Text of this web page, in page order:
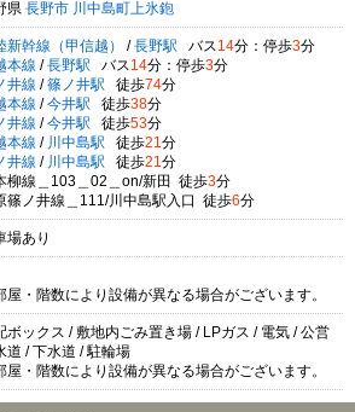
県 長野市 川中島町上氷鉋
新幹線（甲信越） / 長野駅 バス 14分：停歩3分
本線 / 長野駅 バス 14分：停歩3分
井線 / 篠ノ井駅 徒歩74分
本線 / 今井駅 徒歩38分
井線 / 今井駅 徒歩53分
本線 / 川中島駅 徒歩21 分
井線 / 川中島駅 徒歩21 分
柳線＿103＿02＿on/新田 徒歩3分
篠ノ井線＿111/川中島駅入口 徒歩6分
場あり
・階数により設備が異なる場合がございます。
ボックス / 敷地内ごみ置き場 / LPガス / 電気 / 公営
道 / 下水道 / 駐輪場
・階数により設備が異なる場合がございます。